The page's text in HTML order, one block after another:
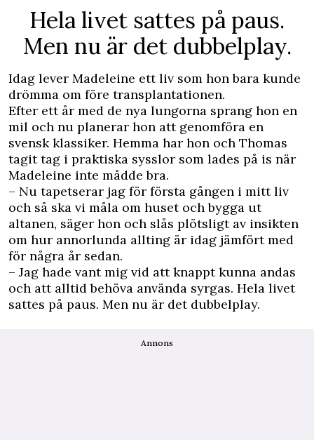
Hela livet sattes på paus.
Men nu är det dubbelplay.
Idag lever Madeleine ett liv som hon bara kunde
drömma om före transplantationen.
Efter ett år med de nya lungorna sprang hon en
mil och nu planerar hon att genomföra en
svensk klassiker. Hemma har hon och Thomas
tagit tag i praktiska sysslor som lades på is när
Madeleine inte mådde bra.
– Nu tapetserar jag för första gången i mitt liv
och så ska vi måla om huset och bygga ut
altanen, säger hon och slås plötsligt av insikten
om hur annorlunda allting är idag jämfört med
för några år sedan.
– Jag hade vant mig vid att knappt kunna andas
och att alltid behöva använda syrgas. Hela livet
sattes på paus. Men nu är det dubbelplay.
Annons